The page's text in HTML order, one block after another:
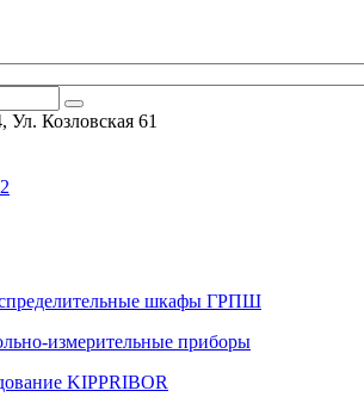
Ул. Козловская 61
шкафы ГРПШ
измерительные приборы
KIPPRIBOR